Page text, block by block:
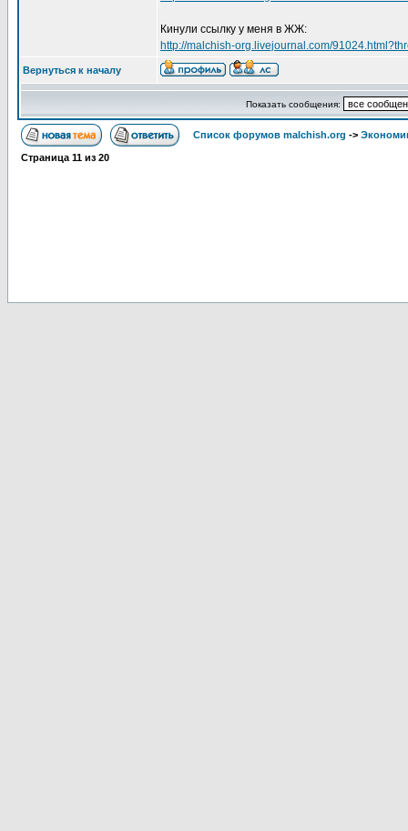
Кинули ссылку у меня в ЖЖ:
http://malchish-org.livejournal.com/
Вернуться к началу
Показать сообщения:
Список форумов malchish.org ->
Страница 11 из 20